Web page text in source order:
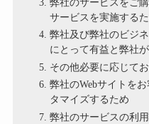
サービスを実施する
弊社及び弊社のビジ
にとって有益と弊社
その他必要に応じて
弊社のWebサイトを
タマイズするため
弊社のサービスの利